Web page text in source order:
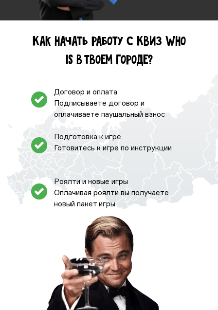
Как начать работу с Квиз Who
is в твоем городе?
Договор и оплата
Подписываете договор и
оплачиваете паушальный взнос
Подготовка к игре
Готовитесь к игре по инструкции
Роялти и новые игры
Оплачивая роялти вы получаете
новый пакет игры